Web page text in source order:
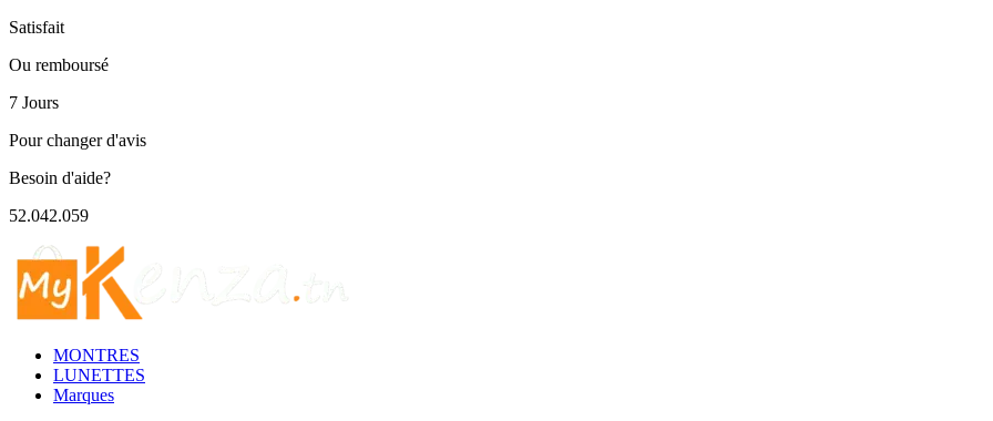
Satisfait
Ou remboursé
7 Jours
Pour changer d'avis
Besoin d'aide?
52.042.059
MONTRES
LUNETTES
Marques